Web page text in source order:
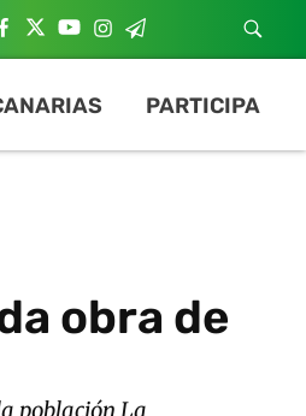
PARTICIPA
obra de